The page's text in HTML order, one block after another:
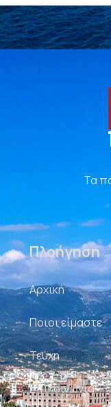
Τα
Πλοήγηση
Αρχική
Ποιοι είμαστε
Τεύχη
Επικοινωνία